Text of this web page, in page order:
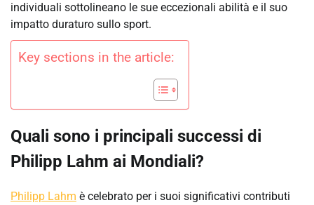
individuali sottolineano le sue eccezionali abilità e il suo
impatto duraturo sullo sport.
Key sections in the article:
Quali sono i principali successi di
Philipp Lahm ai Mondiali?
Philipp Lahm è celebrato per i suoi significativi contributi